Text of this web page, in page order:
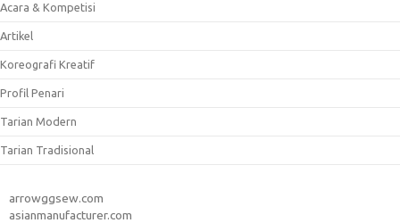
Acara & Kompetisi
Artikel
Koreografi Kreatif
Profil Penari
Tarian Modern
Tarian Tradisional
arrowggsew.com
asianmanufacturer.com